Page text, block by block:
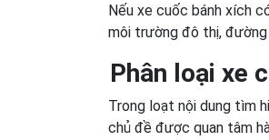
Nếu xe cuốc bánh xích
môi trường đô thị, đường
Phân loại xe
Trong loạt nội dung tìm
chủ đề được quan tâm